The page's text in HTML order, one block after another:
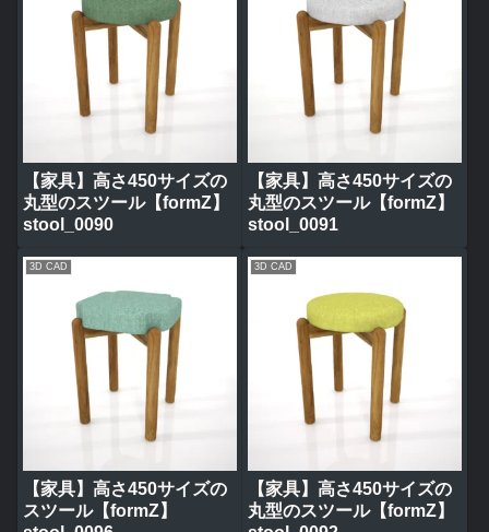
【家具】高さ450サイズの
丸型のスツール【formZ】
stool_0090
【家具】高さ450サイズの
丸型のスツール【formZ】
stool_0091
3D CAD
【家具】高さ450サイズの
スツール【formZ】
3D CAD
【家具】高さ450サイズの
丸型のスツール【formZ】